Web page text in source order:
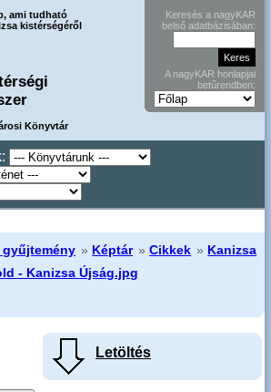
ami tudható
kistérségéről
Könyvtár
Keresés a nagyKAR
belső adatbázisában:
A nagyKAR honlapjai
betűrendben:
» Képtár »Cikkek » Kanizsa
- Kanizsa Újság.jpg
Letöltés